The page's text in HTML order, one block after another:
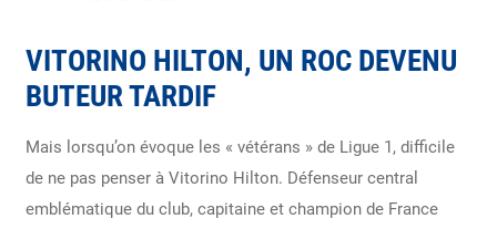
VITORINO HILTON, UN ROC DEVENU
BUTEUR TARDIF
Mais lorsqu’on évoque les « vétérans » de Ligue 1, difficile
de ne pas penser à Vitorino Hilton. Défenseur central
emblématique du club, capitaine et champion de France